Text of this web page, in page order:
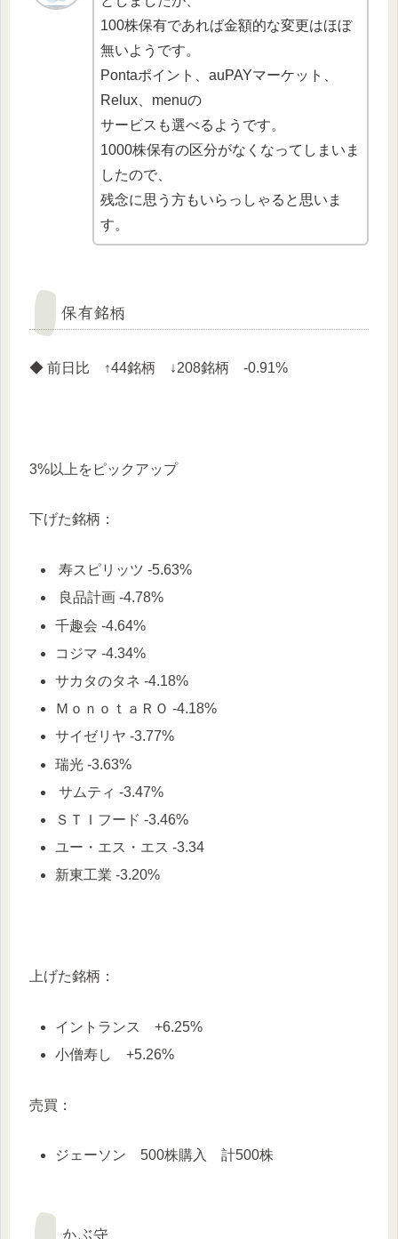
100株保有であれば金額的な変更はほぼ
無いようです。
Pontaポイント、auPAYマーケット、
Relux、menuの
サービスも選べるようです。
1000株保有の区分がなくなってしまいま
したので、
残念に思う方もいらっしゃると思いま
す。
保有銘柄
◆ 前日比 ↑44銘柄 ↓208銘柄 -0.91%
3%以上をピックアップ
下げた銘柄：
寿スピリッツ -5.63%
良品計画 -4.78%
千趣会 -4.64%
コジマ -4.34%
サカタのタネ -4.18%
ＭｏｎｏｔａＲＯ -4.18%
サイゼリヤ -3.77%
瑞光 -3.63%
サムティ -3.47%
ＳＴＩフード -3.46%
ユー・エス・エス -3.34
新東工業 -3.20%
上げた銘柄：
イントランス +6.25%
小僧寿し +5.26%
売買：
ジェーソン 500株購入 計500株
かぶ守